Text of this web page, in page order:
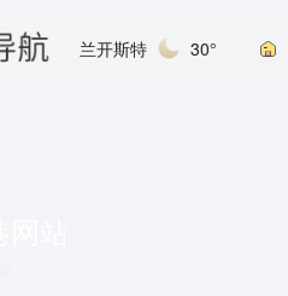
兰开斯特 30°